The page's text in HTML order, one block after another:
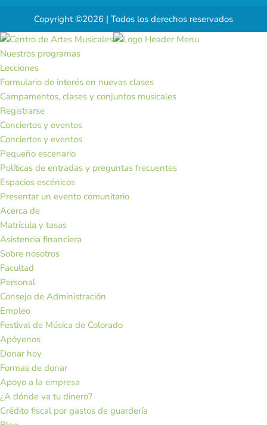
Copyright ©2026 | Todos los derechos reservados
Nuestros programas
Lecciones
Formulario de interés en nuevas clases
Campamentos, clases y conjuntos musicales
Registrarse
Conciertos y eventos
Conciertos y eventos
Pequeño escenario
Políticas de entradas y preguntas frecuentes
Espacios escénicos
Presentar un evento comunitario
Acerca de
Matrícula y tasas
Asistencia financiera
Sobre nosotros
Facultad
Personal
Consejo de Administración
Empleo
Festival de Música de Colorado
Apóyenos
Donar hoy
Formas de donar
Apoyo a la empresa
¿A dónde va tu dinero?
Crédito fiscal por gastos de guardería